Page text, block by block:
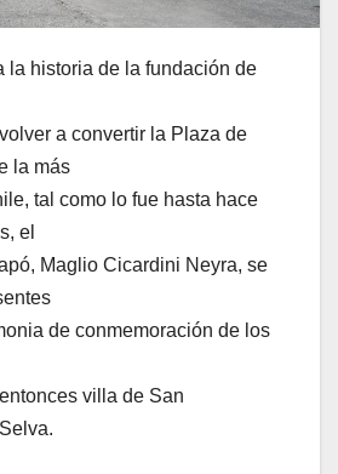
la historia de la fundación de
a convertir la Plaza de
la más
tal como lo fue hasta hace
el
Maglio Cicardini Neyra, se
de conmemoración de los
villa de San